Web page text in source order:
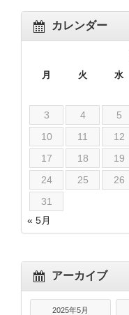
カレンダー
月 火 水
3
4 5
10
11 12
17
18 19
24
25 26
31
« 5月
アーカイブ
2025年5月